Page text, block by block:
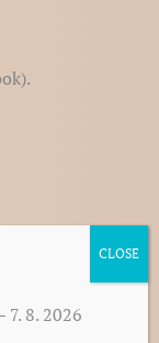
7. 8. 2026